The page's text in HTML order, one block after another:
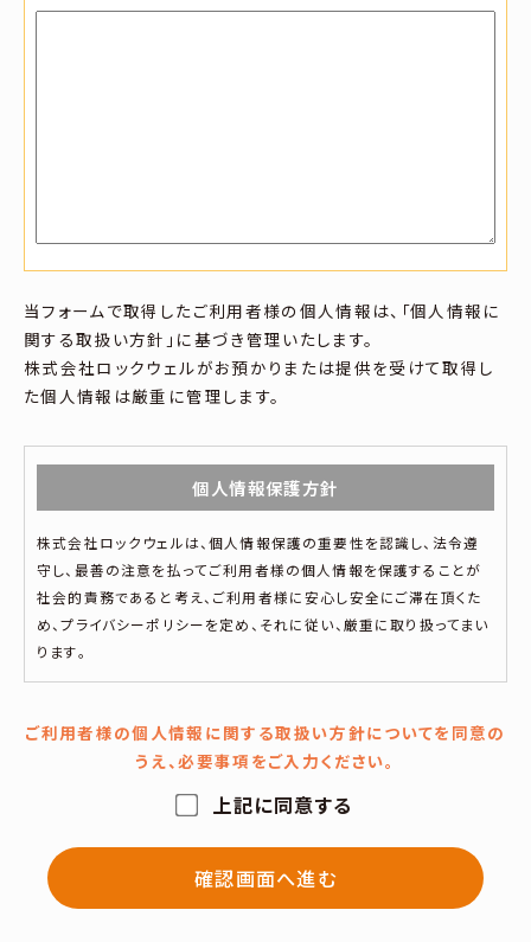
当フォームで取得したご利用者様の個人情報は、「個人情報に
関する取扱い方針」に基づき管理いたします。
株式会社ロックウェルがお預かりまたは提供を受けて取得し
た個人情報は厳重に管理します。
個人情報保護方針
株式会社ロックウェルは、個人情報保護の重要性を認識し、法令遵
守し、最善の注意を払ってご利用者様の個人情報を保護することが
社会的責務であると考え、ご利用者様に安心し安全にご滞在頂くた
め、プライバシーポリシーを定め、それに従い、厳重に取り扱ってまい
ります。
個人情報の取り扱いについて
■個人情報の定義■
番号、電子メールアドレス、職業等、特定の個人を識別し得る情報を
指します。
ご利用者様の個人情報に関する取扱い方針についてを同意の
うえ、必要事項をご入力ください。
上記に同意する